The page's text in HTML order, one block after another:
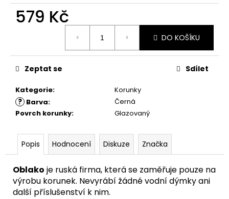
579 Kč
DO KOŠÍKU
Kategorie: Korunky
? Barva:
Černá
Povrch korunky: Glazovaný
Zeptat se Sdílet
Popis Hodnocení Diskuze Značka
Oblako je ruská firma, která se zaměřuje pouze na
výrobu korunek. Nevyrábí žádné vodní dýmky ani
další příslušenství k nim.
e